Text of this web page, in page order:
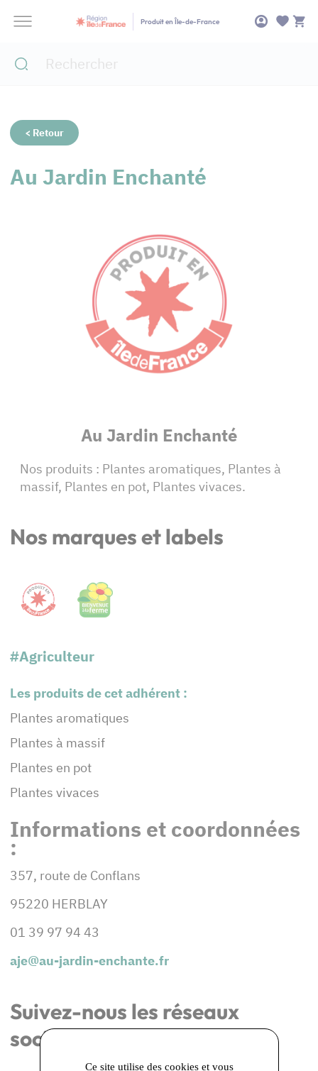
Produit en Île-de-France
< Retour
Au Jardin Enchanté
Au Jardin Enchanté
Nos produits : Plantes aromatiques, Plantes à
massif, Plantes en pot, Plantes vivaces.
Nos marques et labels
#Agriculteur
Les produits de cet adhérent :
Plantes aromatiques
Plantes à massif
Plantes en pot
Plantes vivaces
Informations et coordonnées
:
357, route de Conflans
95220 HERBLAY
01 39 97 94 43
aje@au-jardin-enchante.fr
Suivez-nous les réseaux
sociaux
Ce site utilise des cookies et vous